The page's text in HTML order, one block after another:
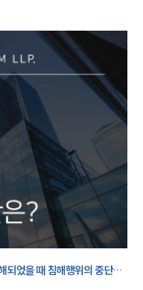
되었을 때 침해행위의 중단과